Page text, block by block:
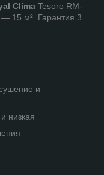
Clima Tesoro RM-
15 м². Гарантия 3
и
низкая